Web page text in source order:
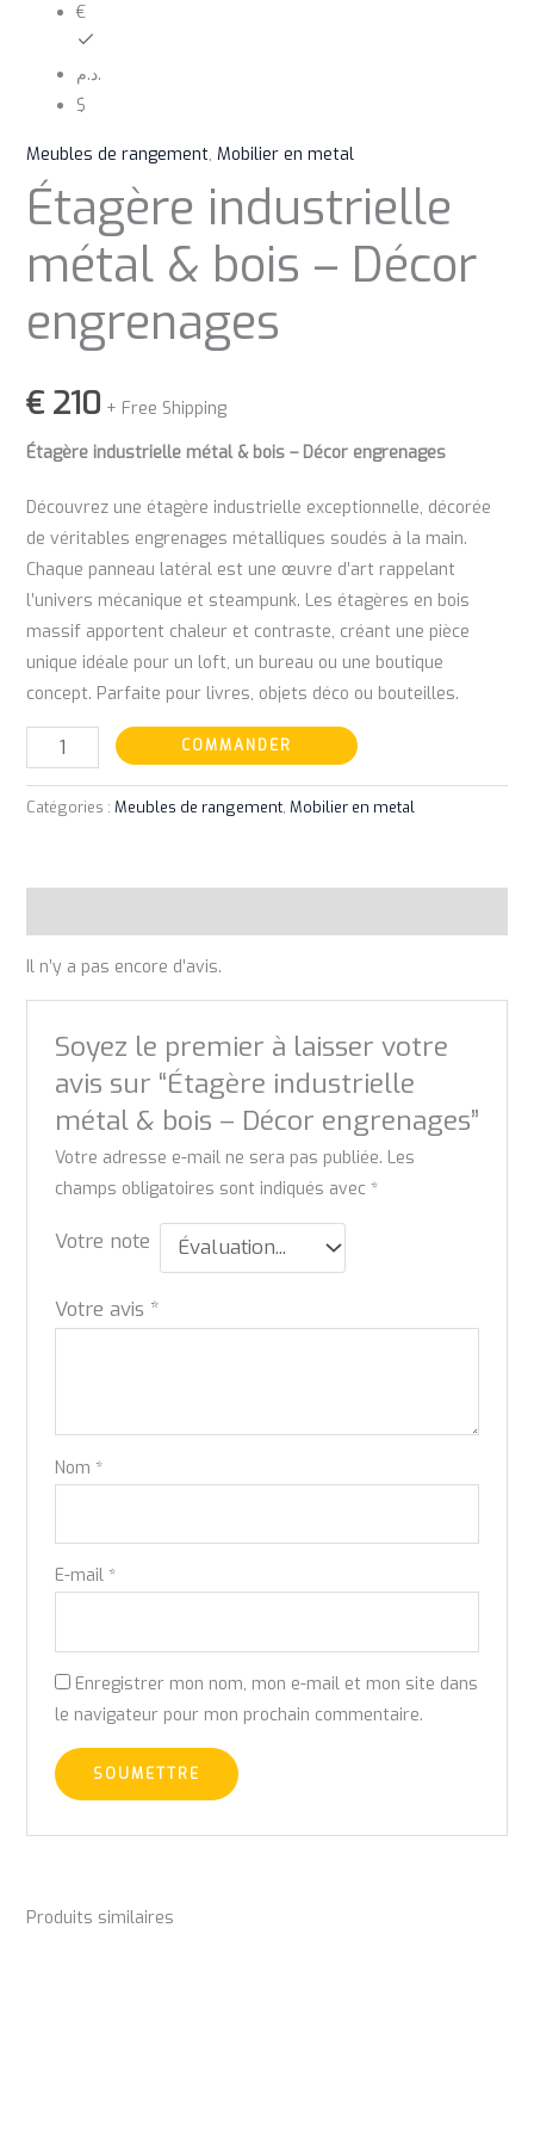
€
د.م.
$
Meubles de rangement, Mobilier en metal
Étagère industrielle
métal & bois – Décor
engrenages
€210 + Free Shipping
Étagère industrielle métal & bois – Décor engrenages
Découvrez une étagère industrielle exceptionnelle, décorée
de véritables engrenages métalliques soudés à la main.
Chaque panneau latéral est une œuvre d’art rappelant
l’univers mécanique et steampunk. Les étagères en bois
massif apportent chaleur et contraste, créant une pièce
unique idéale pour un loft, un bureau ou une boutique
concept. Parfaite pour livres, objets déco ou bouteilles.
COMMANDER
Catégories : Meubles de rangement, Mobilier en metal
Il n’y a pas encore d’avis.
Soyez le premier à laisser votre
avis sur “Étagère industrielle
métal & bois – Décor engrenages”
Votre adresse e-mail ne sera pas publiée. Les
champs obligatoires sont indiqués avec *
Votre note
Votre avis *
Nom *
E-mail *
Enregistrer mon nom, mon e-mail et mon site dans
le navigateur pour mon prochain commentaire.
Produits similaires